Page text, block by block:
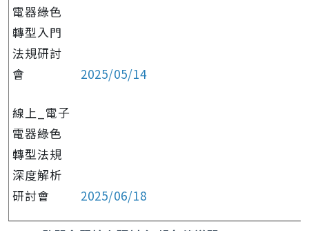
電器綠色
轉型入門
法規研討
會
2025/05/14
線上_電子
電器綠色
轉型法規
深度解析
研討會
2025/06/18